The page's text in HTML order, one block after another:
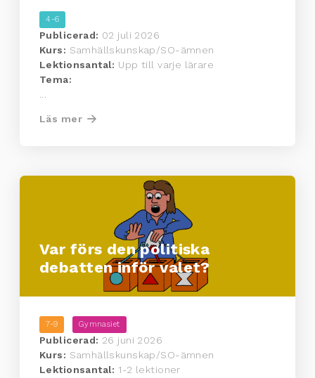
4-6
Publicerad: 02 juli 2026
Kurs: Samhällskunskap/SO-ämnen
Lektionsantal: Upp till varje lärare
Tema:
Läs mer
Var förs den politiska
debatten inför valet?
7-9 Gymnasiet
Publicerad: 26 juni 2026
Kurs: Samhällskunskap/SO-ämnen
Lektionsantal: 1-2 lektioner